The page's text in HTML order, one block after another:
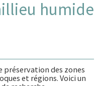
humide
préservation des zones
et régions. Voici un